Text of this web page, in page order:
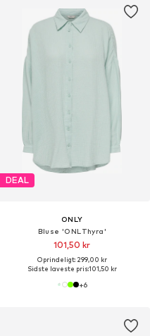
DEAL
ONLY
Bluse 'ONLThyra'
101,50 kr
Oprindeligt: 299,00 kr
Sidste laveste pris:101,50 kr
+6